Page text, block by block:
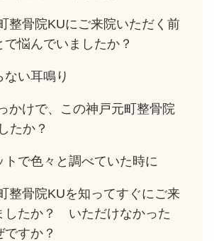
整骨院KUにご来院いただく前
で悩んでいましたか？
ない耳鳴り
かけで、この神戸元町整骨院
たか？
トで色々と調べていた時に
整骨院KUを知ってすぐにご来
したか？ いただけなかった
ですか？